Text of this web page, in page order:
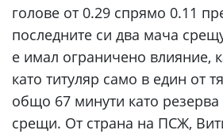
голове от 0.29 спрямо 0.11
последните си два мача
е имал ограничено влияние,
като титуляр само в един от
общо 67 минути като резерва
срещи. От страна на ПСЖ,